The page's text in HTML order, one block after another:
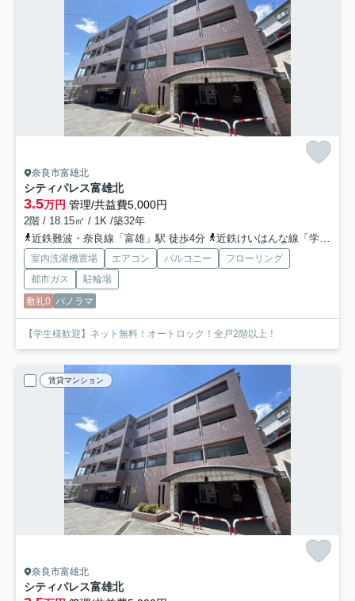
奈良市富雄北
シティパレス富雄北
3.5万円 管理/共益費5,000円
2階 / 18.15㎡ / 1K /築32年
近鉄難波・奈良線「富雄」駅 徒歩4分
近鉄けいはんな線「学研北生駒」駅 バス13分 奈良交通「富雄駅」 停歩5分
室内洗濯機置場 エアコン バルコニー
フローリング
都市ガス
駐輪場
敷礼0 パノラマ
【学生様歓迎】ネット無料！オートロック！全戸2階以上！
賃貸マンション
奈良市富雄北
シティパレス富雄北